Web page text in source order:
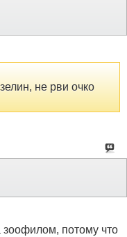
не рви очко
потому что